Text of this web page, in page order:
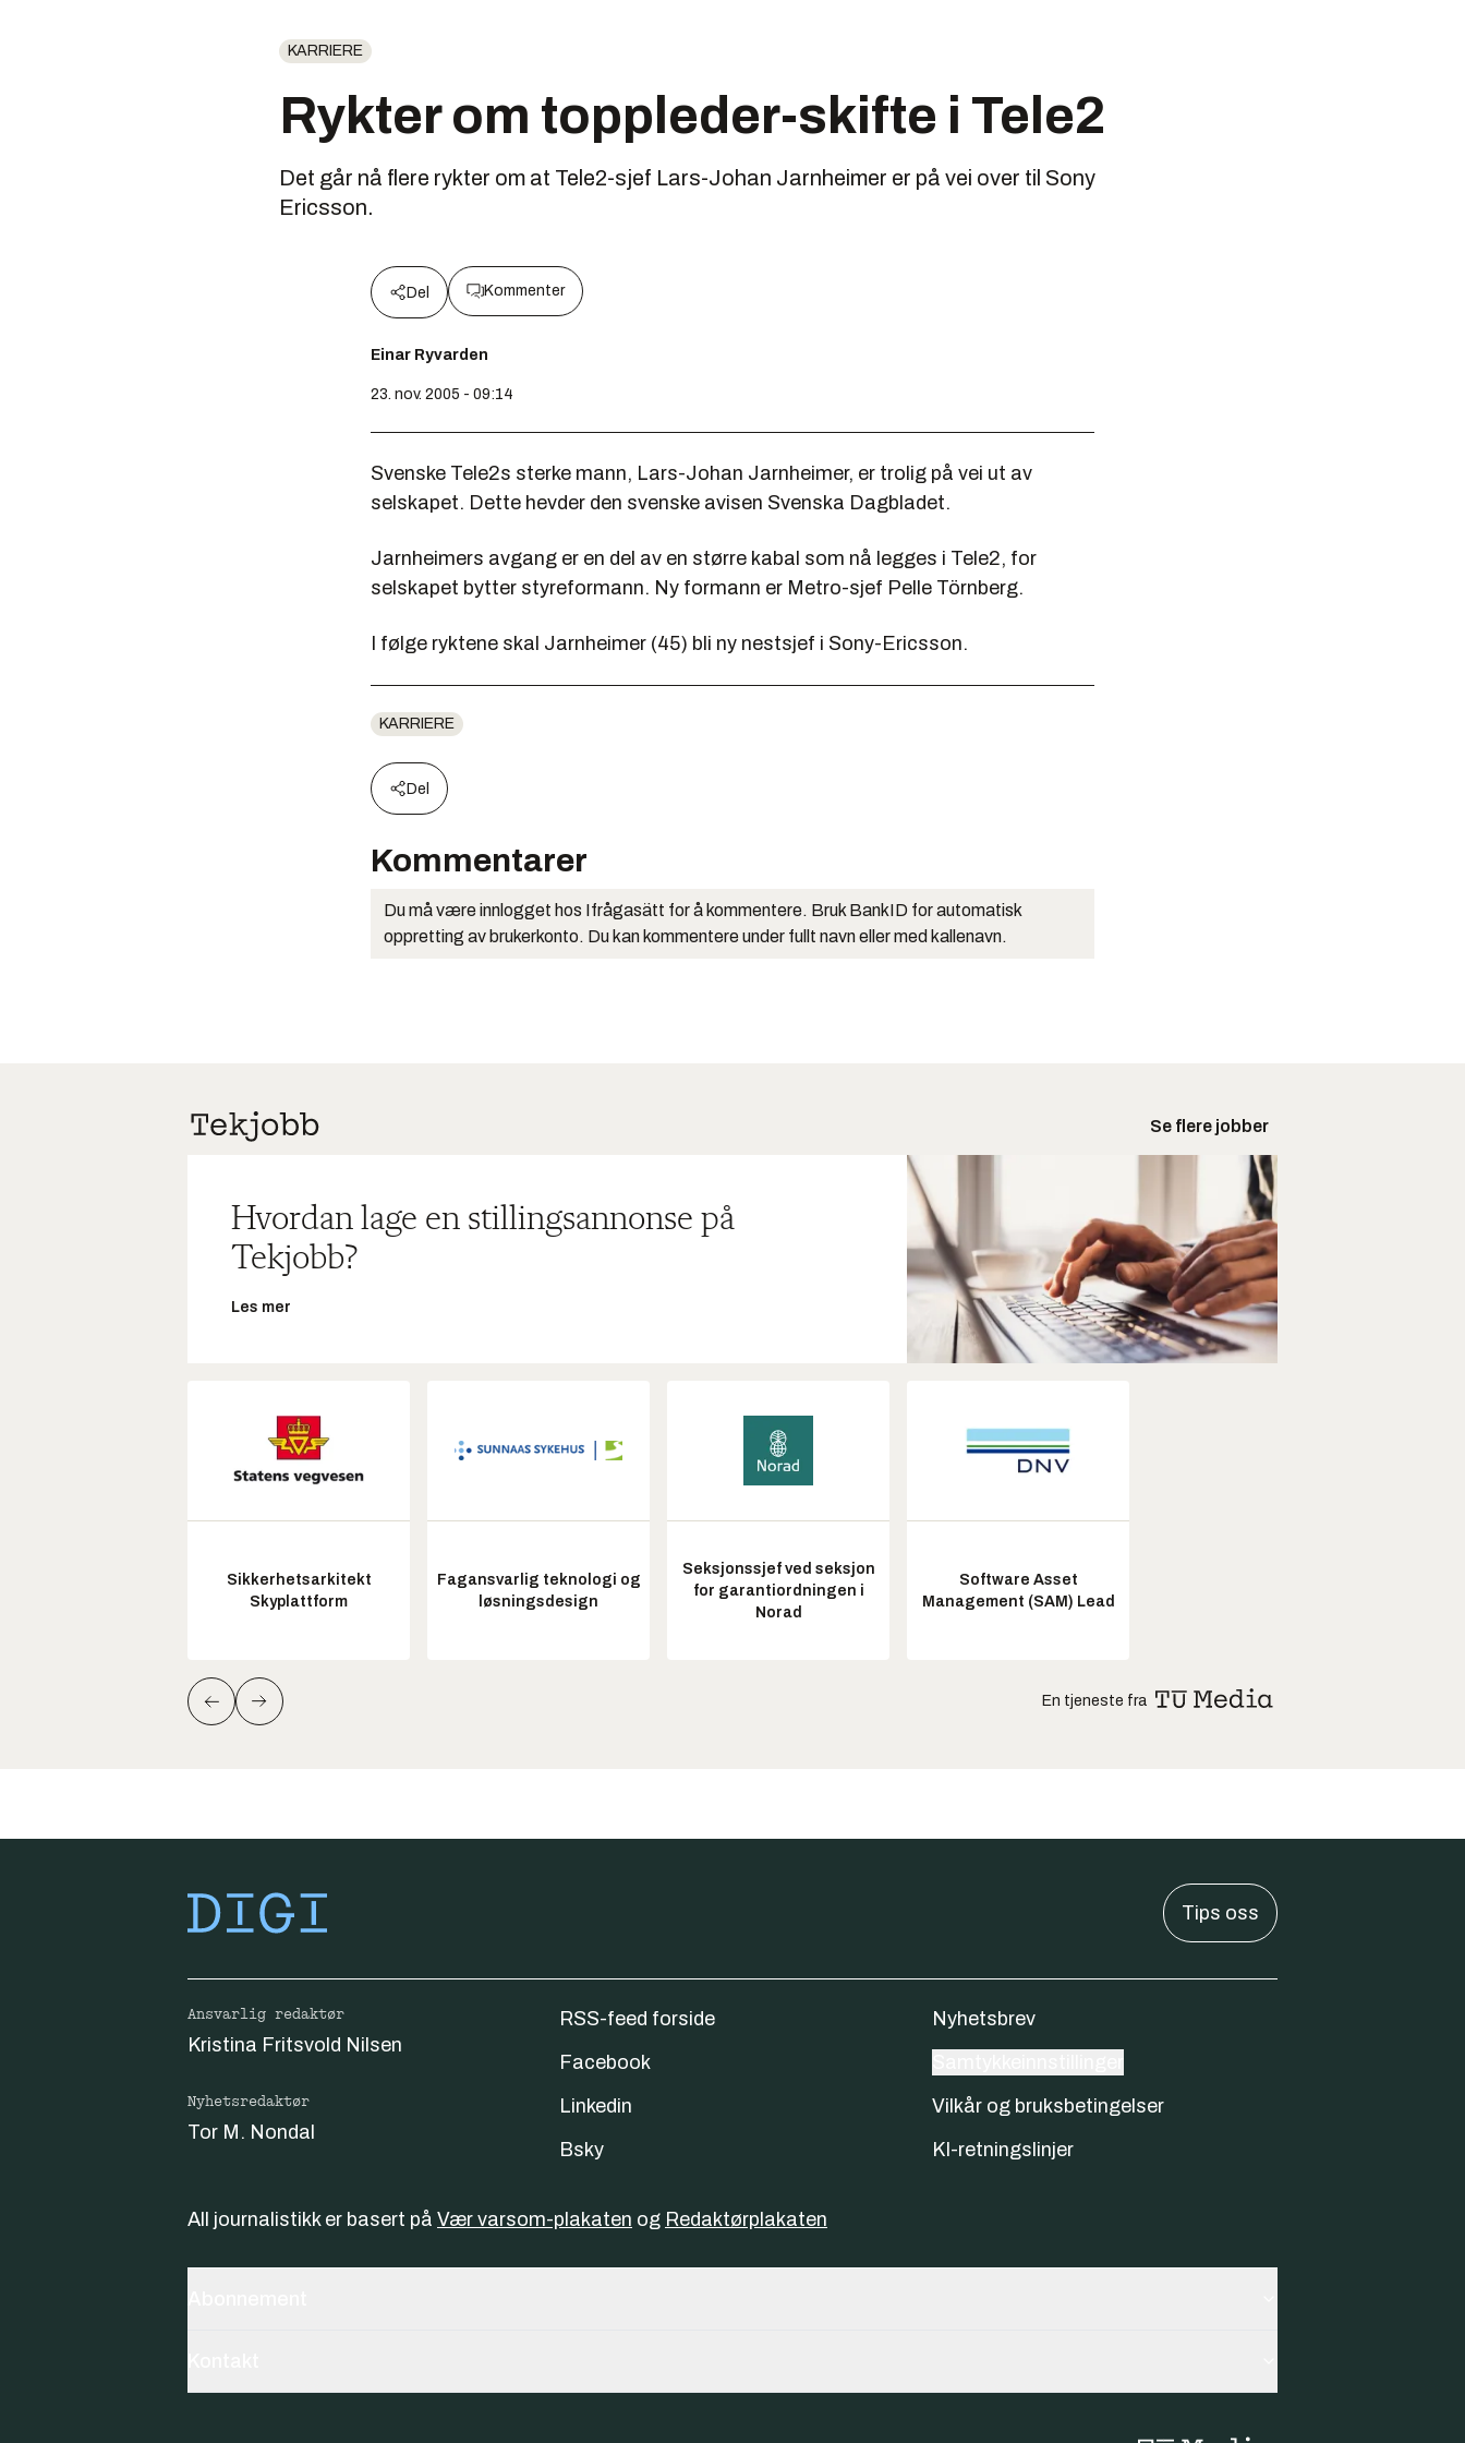
KARRIERE
Rykter om toppleder-skifte i Tele2
Det går nå flere rykter om at Tele2-sjef Lars-Johan Jarnheimer er på vei over til Sony
Ericsson.
Del Kommenter
Einar Ryvarden
23. nov. 2005 - 09:14
Svenske Tele2s sterke mann, Lars-Johan Jarnheimer, er trolig på vei ut av
selskapet. Dette hevder den svenske avisen Svenska Dagbladet.
Jarnheimers avgang er en del av en større kabal som nå legges i Tele2, for
selskapet bytter styreformann. Ny formann er Metro-sjef Pelle Törnberg.
I følge ryktene skal Jarnheimer (45) bli ny nestsjef i Sony-Ericsson.
KARRIERE
Del
Kommentarer
Du må være innlogget hos Ifrågasätt for å kommentere. Bruk BankID for automatisk
oppretting av brukerkonto. Du kan kommentere under fullt navn eller med kallenavn.
Se flere jobber
Hvordan lage en stillingsannonse på
Tekjobb?
Les mer
Sikkerhetsarkitekt
Skyplattform
Fagansvarlig teknologi og
løsningsdesign
Seksjonssjef ved seksjon
for garantiordningen i
Norad
Software Asset
Management (SAM) Lead
En tjeneste fra
Tips oss
Ansvarlig redaktør
Kristina Fritsvold Nilsen
Nyhetsredaktør
Tor M. Nondal
RSS-feed forside
Facebook
Linkedin
Bsky
Nyhetsbrev
Vilkår og bruksbetingelser
KI-retningslinjer
All journalistikk er basert på Vær varsom-plakaten og Redaktørplakaten